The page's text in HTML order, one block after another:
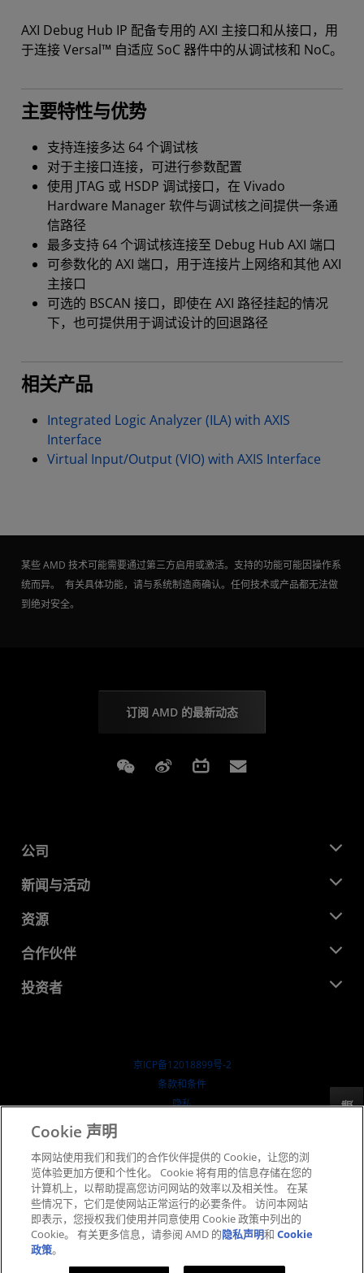
AXI Debug Hub IP 配备专用的 AXI 主接口和从接口，用
于连接 Versal™ 自适应 SoC 器件中的从调试核和 NoC。
主要特性与优势
支持连接多达 64 个调试核
对于主接口连接，可进行参数配置
使用 JTAG 或 HSDP 调试接口，在 Vivado
Hardware Manager 软件与调试核之间提供一条通
信路径
最多支持 64 个调试核连接至 Debug Hub AXI 端口
可参数化的 AXI 端口，用于连接片上网络和其他 AXI
主接口
可选的 BSCAN 接口，即使在 AXI 路径挂起的情况
下，也可提供用于调试设计的回退路径
相关产品
Integrated Logic Analyzer (ILA) with AXIS
Interface
Virtual Input/Output (VIO) with AXIS Interface
某些 AMD 技术可能需要通过第三方启用或激活。支持的功能可能因操作系
统而异。 有关具体功能，请与系统制造商确认。任何技术或产品都无法做
到绝对安全。
订阅 AMD 的最新动态
Weixin Weibo Bilibili
公司
关于 AMD
企业责任
就业机会
联系我们
新闻与活动
新闻中心
媒体库
资源
开发中心
成功案例
合作伙伴
AMD 合作伙伴中心
投资者
SEC 报告
京ICP备12018899号-2
​条款和条件
隐私
公开公平竞争
英国税收策略
Cookie 政策
Cookie 设置
反馈
Cookie 声明
本网站使用我们和我们的合作伙伴提供的 Cookie，让您的浏
览体验更加方便和个性化。 Cookie 将有用的信息存储在您的
计算机上，以帮助提高您访问网站的效率以及相关性。 在某
些情况下，它们是使网站正常运行的必要条件。 访问本网站
即表示，您授权我们使用并同意使用 Cookie 政策中列出的
Cookie。 有关更多信息，请参阅 AMD 的隐私声明和Cookie
政策。